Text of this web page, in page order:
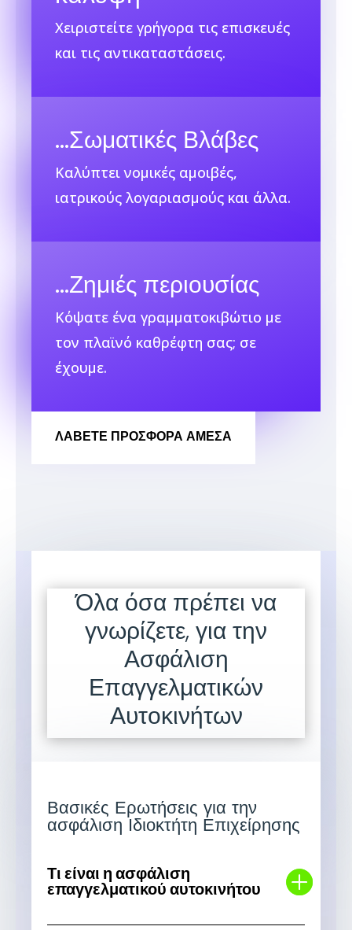
Χειριστείτε γρήγορα τις επισκευές
και τις αντικαταστάσεις.
…Σωματικές Βλάβες
Καλύπτει νομικές αμοιβές,
ιατρικούς λογαριασμούς και άλλα.
…Ζημιές περιουσίας
Κόψατε ένα γραμματοκιβώτιο με
τον πλαϊνό καθρέφτη σας; σε
έχουμε.
ΛΆΒΕΤΕ ΠΡΟΣΦΟΡΑ ΑΜΕΣΑ
Όλα όσα πρέπει να
γνωρίζετε, για την
Ασφάλιση
Επαγγελματικών
Αυτοκινήτων
Βασικές Ερωτήσεις για την
ασφάλιση Ιδιοκτήτη Επιχείρησης
Τι είναι η ασφάλιση
επαγγελματικού αυτοκινήτου